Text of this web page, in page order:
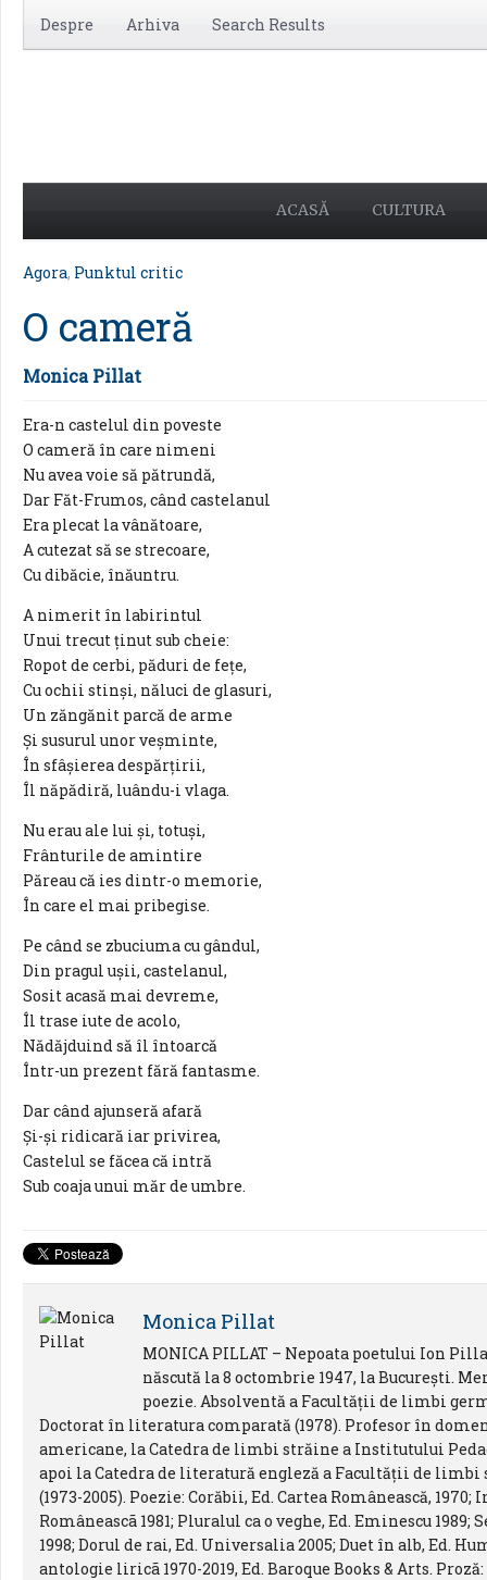
Despre Arhiva Search Results
ACASĂ CULTURA
Agora, Punktul critic
O cameră
Monica Pillat
Era-n castelul din poveste
O cameră în care nimeni
Nu avea voie să pătrundă,
Dar Făt-Frumos, când castelanul
Era plecat la vânătoare,
A cutezat să se strecoare,
Cu dibăcie, înăuntru.
A nimerit în labirintul
Unui trecut ținut sub cheie:
Ropot de cerbi, păduri de fețe,
Cu ochii stinși, năluci de glasuri,
Un zăngănit parcă de arme
Și susurul unor veșminte,
În sfâșierea despărțirii,
Îl năpădiră, luându-i vlaga.
Nu erau ale lui și, totuși,
Frânturile de amintire
Păreau că ies dintr-o memorie,
În care el mai pribegise.
Pe când se zbuciuma cu gândul,
Din pragul ușii, castelanul,
Sosit acasă mai devreme,
Îl trase iute de acolo,
Nădăjduind să îl întoarcă
Într-un prezent fără fantasme.
Dar când ajunseră afară
Și-și ridicară iar privirea,
Castelul se făcea că intră
Sub coaja unui măr de umbre.
Monica Pillat
MONICA PILLAT – Nepoata poetului Ion
născută la 8 octombrie 1947, la Bucureşti.
poezie. Absolventă a Facultăţii de limbi
Doctorat în literatura comparată (1978). Profesor în
americane, la Catedra de limbi străine a Institutului
apoi la Catedra de literatură engleză a Facultăţii de
(1973-2005). Poezie: Corăbii, Ed. Cartea Românească,
Româneascã 1981; Pluralul ca o veghe, Ed. Eminescu
1998; Dorul de rai, Ed. Universalia 2005; Duet în alb, Ed.
antologie liricã 1970-2019, Ed. Baroque Books & Arts.